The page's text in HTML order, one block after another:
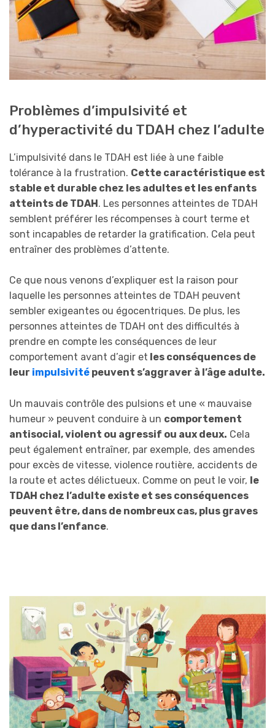
Problèmes d’impulsivité et
d’hyperactivité du TDAH chez l’adulte
L’impulsivité dans le TDAH est liée à une faible
tolérance à la frustration. Cette caractéristique est
stable et durable chez les adultes et les enfants
atteints de TDAH. Les personnes atteintes de TDAH
semblent préférer les récompenses à court terme et
sont incapables de retarder la gratification. Cela peut
entraîner des problèmes d’attente.
Ce que nous venons d’expliquer est la raison pour
laquelle les personnes atteintes de TDAH peuvent
sembler exigeantes ou égocentriques. De plus, les
personnes atteintes de TDAH ont des difficultés à
prendre en compte les conséquences de leur
comportement avant d’agir et les conséquences de
leur impulsivité peuvent s’aggraver à l’âge adulte.
Un mauvais contrôle des pulsions et une « mauvaise
humeur » peuvent conduire à un comportement
antisocial, violent ou agressif ou aux deux. Cela
peut également entraîner, par exemple, des amendes
pour excès de vitesse, violence routière, accidents de
la route et actes délictueux. Comme on peut le voir, le
TDAH chez l’adulte existe et ses conséquences
peuvent être, dans de nombreux cas, plus graves
que dans l’enfance.